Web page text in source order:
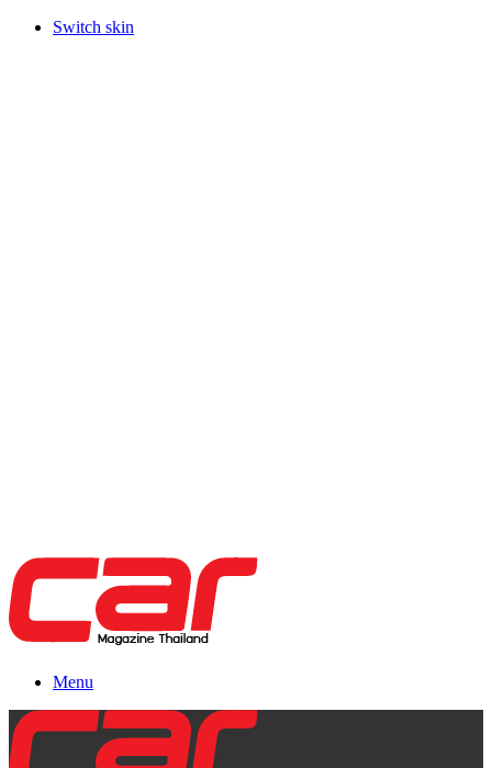
Switch skin
Menu